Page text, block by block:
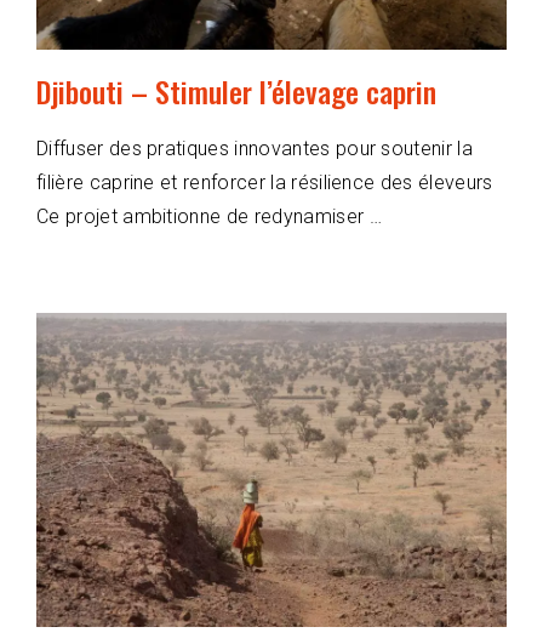
Djibouti – Stimuler l’élevage caprin
Diffuser des pratiques innovantes pour soutenir la
filière caprine et renforcer la résilience des éleveurs
Ce projet ambitionne de redynamiser …